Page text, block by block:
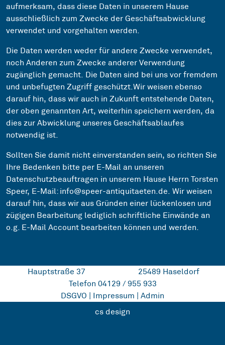
aufmerksam, dass diese Daten in unserem Hause
ausschließlich zum Zwecke der Geschäftsabwicklung
verwendet und vorgehalten werden.
Die Daten werden weder für andere Zwecke verwendet,
noch Anderen zum Zwecke anderer Verwendung
zugänglich gemacht. Die Daten sind bei uns vor fremdem
und unbefugten Zugriff geschützt.Wir weisen ebenso
darauf hin, dass wir auch in Zukunft entstehende Daten,
der oben genannten Art, weiterhin speichern werden, da
dies zur Abwicklung unseres Geschäftsablaufes
notwendig ist.
Sollten Sie damit nicht einverstanden sein, so richten Sie
Ihre Bedenken bitte per E-Mail an unseren
Datenschutzbeauftragen in unserem Hause Herrn Torsten
Speer, E-Mail: info@speer-antiquitaeten.de. Wir weisen
darauf hin, dass wir aus Gründen einer lückenlosen und
zügigen Bearbeitung lediglich schriftliche Einwände an
o.g. E-Mail Account bearbeiten können und werden.
Hauptstraße 37
25489 Haseldorf
Telefon 04129 / 955 933
DSGVO
Impressum
Admin
cs design